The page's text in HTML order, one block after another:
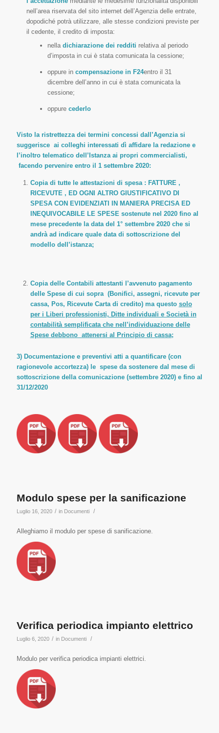
nell’area riservata del sito internet dell’Agenzia delle entrate,
dopodiché potrà utilizzare, alle stesse condizioni previste per
il cedente, il credito di imposta:
nella dichiarazione dei redditi relativa al periodo
d’imposta in cui è stata comunicata la cessione;
oppure in compensazione in F24entro il 31
dicembre dell’anno in cui è stata comunicata la
cessione;
oppure cederlo
Visto la ristrettezza dei termini concessi dall’Agenzia si
suggerisce ai colleghi interessati dì affidare la redazione e
l’inoltro telematico dell’Istanza ai propri commercialisti,
facendo pervenire entro il 1 settembre 2020:
Copia di tutte le attestazioni di spesa : FATTURE ,
RICEVUTE , ED OGNI ALTRO GIUSTIFICATIVO DI
SPESA CON EVIDENZIATI IN MANIERA PRECISA ED
INEQUIVOCABILE LE SPESE sostenute nel 2020 fino al
mese precedente la data del 1° settembre 2020 che si
andrà ad indicare quale data di sottoscrizione del
modello dell’istanza;
Copia delle Contabili attestanti l’avvenuto pagamento
delle Spese di cui sopra (Bonifici, assegni, ricevute per
cassa, Pos, Ricevute Carta di credito) ma questo solo
per i Liberi professionisti, Ditte individuali e Società in
contabilità semplificata che nell’individuazione delle
Spese debbono attenersi al Principio di cassa;
3) Documentazione e preventivi atti a quantificare (con
ragionevole accortezza) le spese da sostenere dal mese di
sottoscrizione della comunicazione (settembre 2020) e fino al
31/12/2020
Modulo spese per la sanificazione
Luglio 16, 2020 / in Documenti /
Alleghiamo il modulo per spese di sanificazione.
Verifica periodica impianto elettrico
Luglio 6, 2020 / in Documenti /
Modulo per verifica periodica impianti elettrici.